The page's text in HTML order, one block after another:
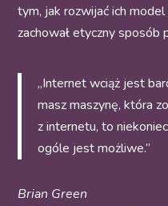
tym, jak rozwijać ich model
zachował etyczny sposób
„Internet wciąż jest
masz maszynę, która
z internetu, to
ogóle jest możliwe.”
Brian Green